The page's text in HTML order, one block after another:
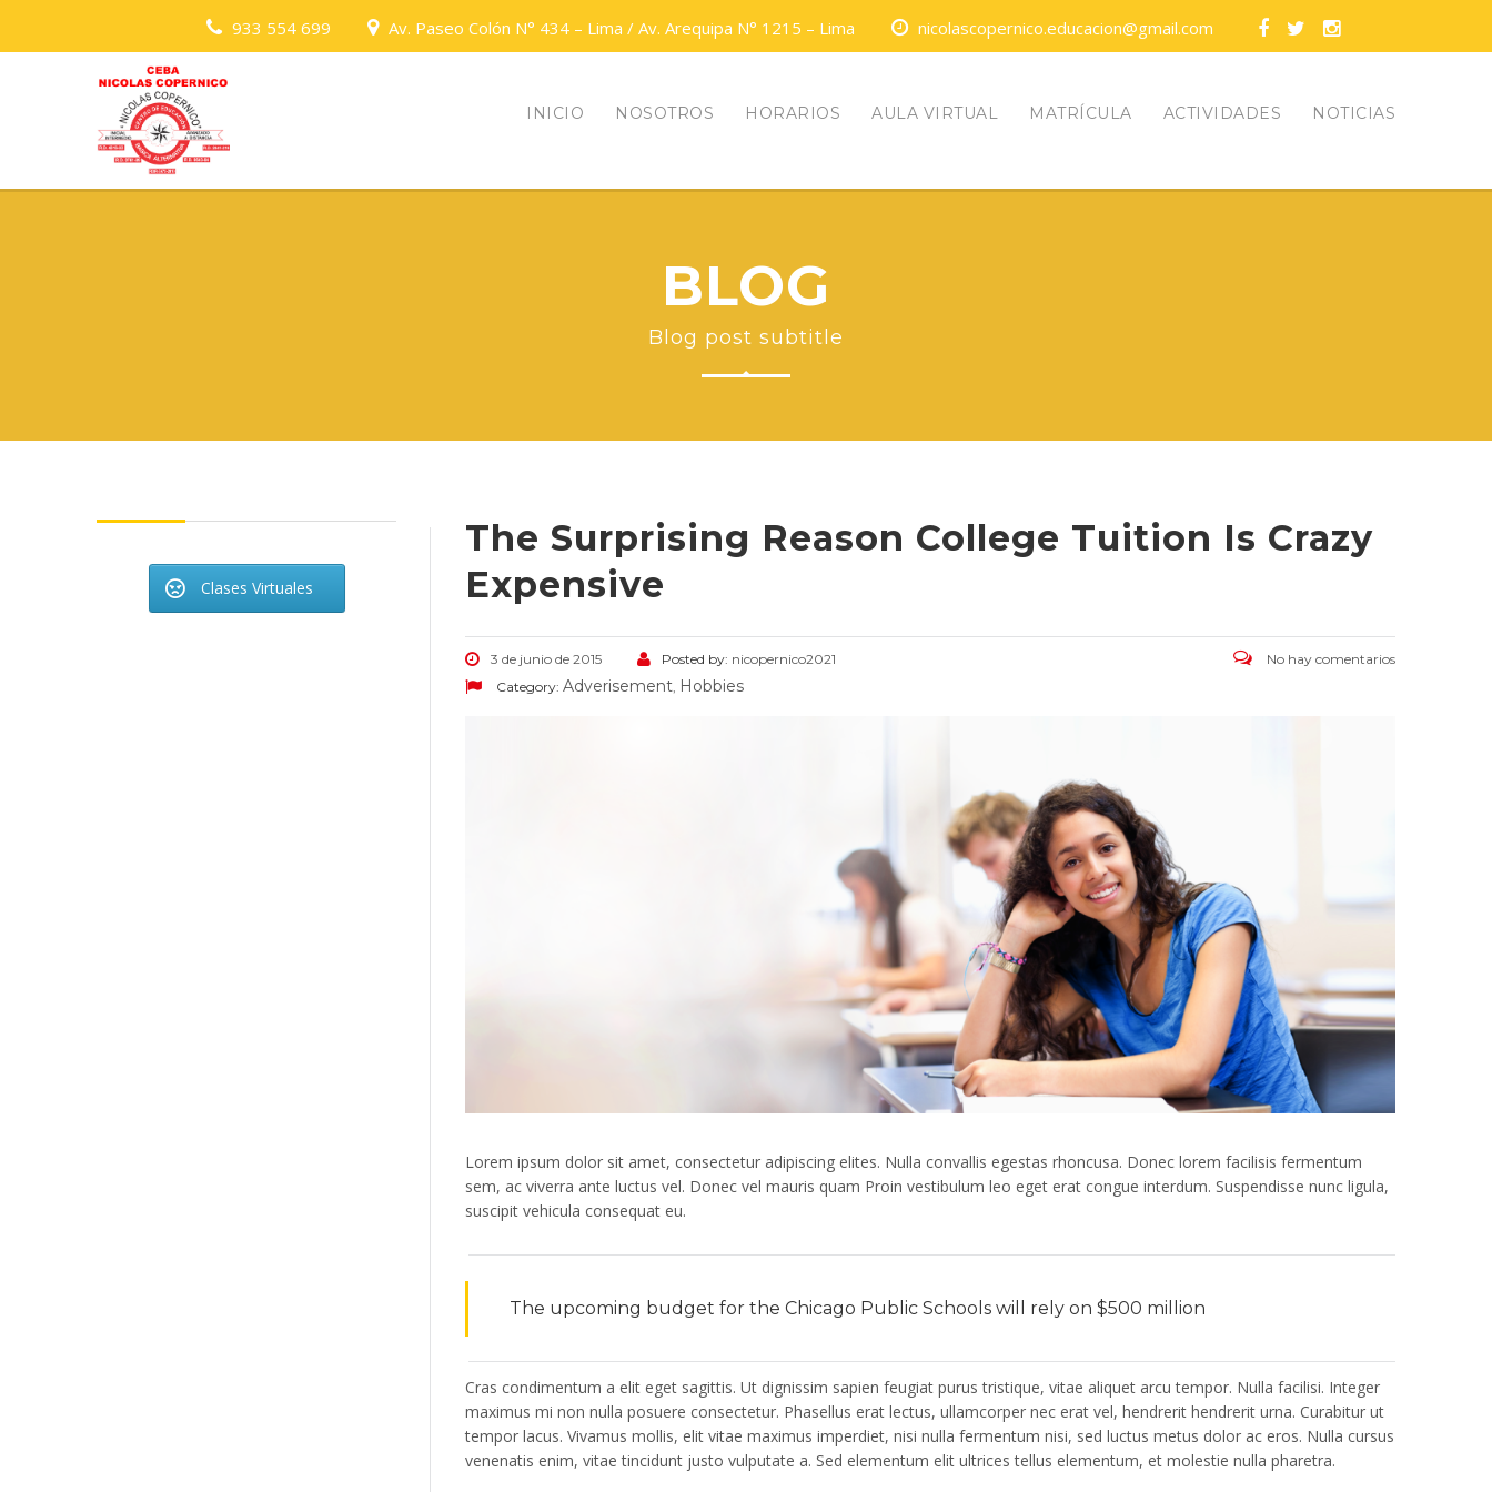
nicolascopernico.educacion@gmail.com
Av. Paseo Colón N° 434 – Lima / Av. Arequipa N° 1215 – Lima
933 554 699
INICIO NOSOTROS HORARIOS AULA VIRTUAL MATRÍCULA ACTIVIDADES NOTICIAS
BLOG
Blog post subtitle
Clases Virtuales
The Surprising Reason College Tuition Is Crazy
Expensive
3 de junio de 2015 Posted by: nicopernico2021
Category: Adverisement, Hobbies
No hay comentarios
Lorem ipsum dolor sit amet, consectetur adipiscing elites. Nulla convallis egestas rhoncusa. Donec lorem facilisis fermentum
sem, ac viverra ante luctus vel. Donec vel mauris quam Proin vestibulum leo eget erat congue interdum. Suspendisse nunc ligula,
suscipit vehicula consequat eu.
The upcoming budget for the Chicago Public Schools will rely on $500 million
Cras condimentum a elit eget sagittis. Ut dignissim sapien feugiat purus tristique, vitae aliquet arcu tempor. Nulla facilisi. Integer
maximus mi non nulla posuere consectetur. Phasellus erat lectus, ullamcorper nec erat vel, hendrerit hendrerit urna. Curabitur ut
tempor lacus. Vivamus mollis, elit vitae maximus imperdiet, nisi nulla fermentum nisi, sed luctus metus dolor ac eros. Nulla cursus
venenatis enim, vitae tincidunt justo vulputate a. Sed elementum elit ultrices tellus elementum, et molestie nulla pharetra.